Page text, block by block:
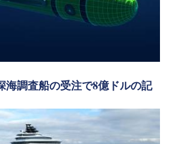
海調査船の受注で8億ドルの記